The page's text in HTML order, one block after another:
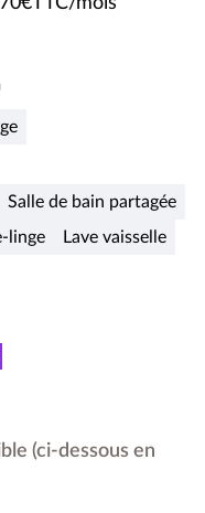
Salle de bain partagée
linge Lave vaisselle
(ci-dessous en